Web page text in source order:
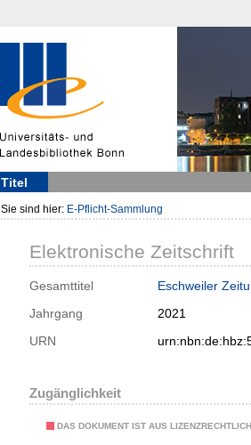
Titel
Sie sind hier: E-Pflicht-Sammlung
Elektronische Zeitschrift
Gesamttitel
Eschweiler
Jahrgang
2021
URN
Zugänglichkeit
DAS DOKUMENT IST AUS